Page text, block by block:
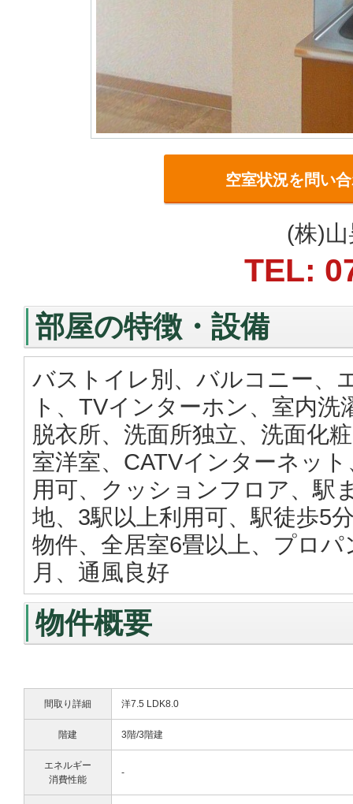
空室状況を問い
(株)
TEL:
部屋の特徴・設備
バストイレ別、バルコニー、
ト、TVインターホン、室内
脱衣所、洗面所独立、洗面化
室洋室、CATVインターネッ
用可、クッションフロア、駅
地、3駅以上利用可、駅徒歩5
物件、全居室6畳以上、プロ
月、通風良好
物件概要
間取り詳細 洋7.5 LDK8.0
階建 3階/3階建
エネルギー
消費性能
-